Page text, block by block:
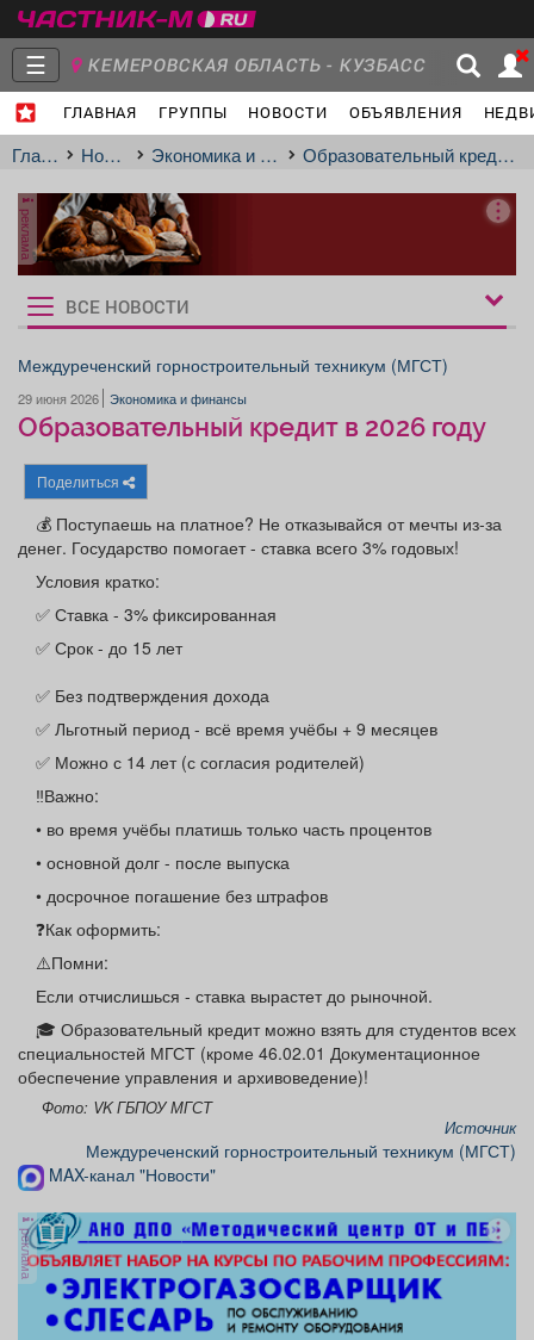
☰ КЕМЕРОВСКАЯ ОБЛАСТЬ - КУЗБАСС
ГЛАВНАЯ ГРУППЫ НОВОСТИ ОБЪЯВЛЕНИЯ
Главная
Объявления Недвижимость Услуги
Работа Транспорт Компании
Афиша Обучение Проекты
Главная Новости Экономика и финансы Образовательный кредит в 2026 году
реклама
Рукбрики
новостей
ВСЕ НОВОСТИ
Междуреченский горностроительный техникум (МГСТ)
29 июня 2026 Экономика и финансы
Образовательный кредит в 2026 году
Поделиться
💰 Поступаешь на платное? Не отказывайся от мечты из-за
денег. Государство помогает - ставка всего 3% годовых!
Условия кратко:
✅ Ставка - 3% фиксированная
✅ Срок - до 15 лет
✅ Без подтверждения дохода
✅ Льготный период - всё время учёбы + 9 месяцев
✅ Можно с 14 лет (с согласия родителей)
‼Важно:
• во время учёбы платишь только часть процентов
• основной долг - после выпуска
• досрочное погашение без штрафов
❓Как оформить:
⚠️Помни:
Если отчислишься - ставка вырастет до рыночной.
🎓 Образовательный кредит можно взять для студентов всех
специальностей МГСТ (кроме 46.02.01 Документационное
обеспечение управления и архивоведение)!
Фото: VK ГБПОУ МГСТ
Источник
Междуреченский горностроительный техникум (МГСТ)
MAX-канал "Новости"
реклама